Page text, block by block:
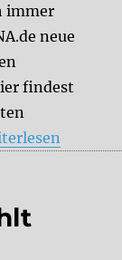
immer
neue
findest